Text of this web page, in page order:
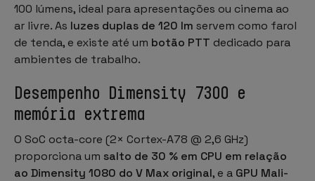
100 lúmens, ideal para apresentações ou cinema ao
ar livre. As luzes duplas de 120 lm servem como farol
de tenda, e existe até um botão PTT dedicado para
ambientes de trabalho.
Desempenho Dimensity 7300 e
memória extrema
O SoC octa-core (2× Cortex-A78 @ 2,6 GHz)
proporciona um salto de 30 % em CPU em relação
ao Dimensity 1080 do V Max original, e a GPU Mali-